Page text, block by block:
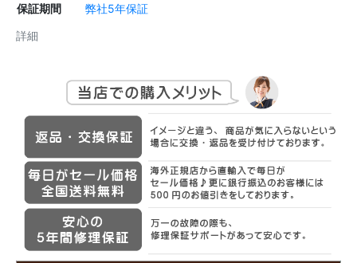
詳細
保証期間
弊社5年保証